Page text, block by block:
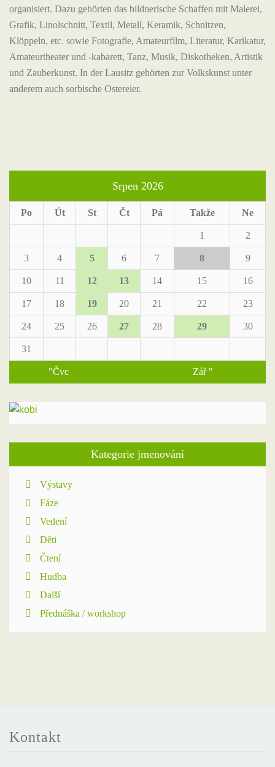
organisiert. Dazu gehörten das bildnerische Schaffen mit Malerei,
Grafik, Linolschnitt, Textil, Metall, Keramik, Schnitzen,
Klöppeln, etc. sowie Fotografie, Amateurfilm, Literatur, Karikatur,
Amateurtheater und -kabarett, Tanz, Musik, Diskotheken, Artistik
und Zauberkunst. In der Lausitz gehörten zur Volkskunst unter
anderem auch sorbische Ostereier.
Srpen 2026
Po Út St Čt Pá Takže Ne
1 2
3 4 5 6 7 8 9
10 11 12 13 14 15 16
17 18 19 20 21 22 23
24 25 26 27 28 29 30
31
"Čvc Zář "
Kategorie jmenování
Výstavy
Fáze
Vedení
Děti
Čtení
Hudba
Další
Přednáška / workshop
Kontakt